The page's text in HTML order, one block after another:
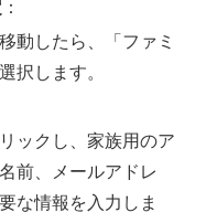
：
動したら、「ファミ
択します。
ックし、家族用のア
前、メールアドレ
な情報を入力しま